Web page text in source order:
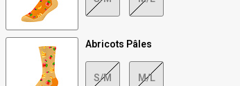
Abricots Pâles
S/M M/L